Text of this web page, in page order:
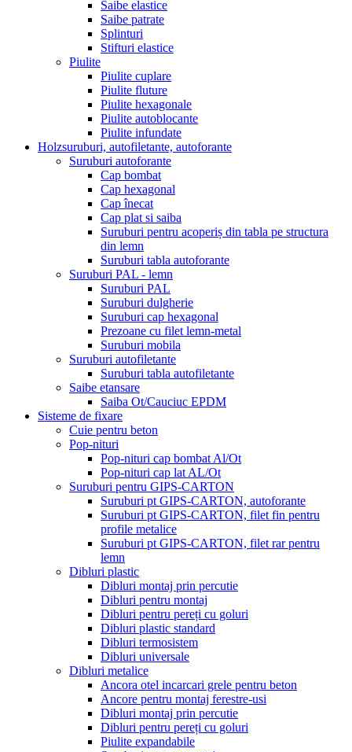
Saibe elastice
Saibe patrate
Splinturi
Stifturi elastice
Piulite
Piulite cuplare
Piulite fluture
Piulite hexagonale
Piulite autoblocante
Piulite infundate
Holzsuruburi, autofiletante, autoforante
Suruburi autoforante
Cap bombat
Cap hexagonal
Cap înecat
Cap plat si saiba
Suruburi pentru acoperiș din tabla pe structura
din lemn
Suruburi tabla autoforante
Suruburi PAL - lemn
Suruburi PAL
Suruburi dulgherie
Suruburi cap hexagonal
Prezoane cu filet lemn-metal
Suruburi mobila
Suruburi autofiletante
Suruburi tabla autofiletante
Saibe etansare
Saiba Ot/Cauciuc EPDM
Sisteme de fixare
Cuie pentru beton
Pop-nituri
Pop-nituri cap bombat Al/Ot
Pop-nituri cap lat AL/Ot
Suruburi pentru GIPS-CARTON
Suruburi pt GIPS-CARTON, autoforante
Suruburi pt GIPS-CARTON, filet fin pentru
profile metalice
Suruburi pt GIPS-CARTON, filet rar pentru
lemn
Dibluri plastic
Dibluri montaj prin percutie
Dibluri pentru montaj
Dibluri pentru pereți cu goluri
Dibluri plastic standard
Dibluri termosistem
Dibluri universale
Dibluri metalice
Ancora otel incarcari grele pentru beton
Ancore pentru montaj ferestre-usi
Dibluri montaj prin percutie
Dibluri pentru pereți cu goluri
Piulite expandabile